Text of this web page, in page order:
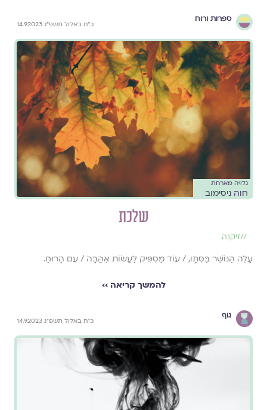
ספרות ורוח
כ״ח באלול תשפ״ג 14.9.2023
גלויה מארחת
חוה ניסימוב
שלכת
//זיקנה
עָלֶה הַנּוֹשֵׁר בַּסְּתָו, / עוֹד מַסְפִּיק לַעֲשׂוֹת אַהֲבָה / עִם הָרוּחַ.
להמשך קריאה ››
גוף
כ״ח באלול תשפ״ג 14.9.2023